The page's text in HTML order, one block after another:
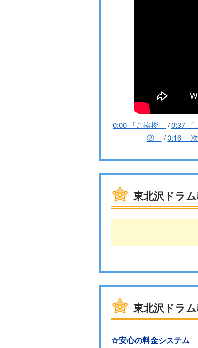
0:00 「ご挨拶」 /0:37 「
②」
/3:16 「
東北沢ドラ
東北沢ドラ
☆安心の料金システム